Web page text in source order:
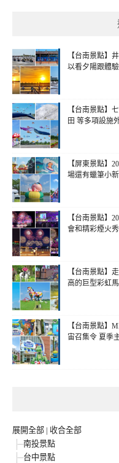
【台南景點】
以看夕陽跟體
【台南景點】
田 等多項設施
【屏東景點】
場還有蠟筆小
【台南景點】
會和精彩煙火
【台南景點】
高的巨型彩虹
【台南景點】
宙召集令 夏季
展開全部 | 收合全部
南投景點
台中景點